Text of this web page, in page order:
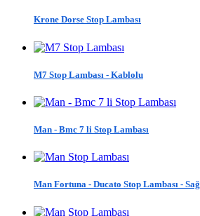
Krone Dorse Stop Lambası
M7 Stop Lambası - Kablolu
Man - Bmc 7 li Stop Lambası
Man Fortuna - Ducato Stop Lambası - Sağ